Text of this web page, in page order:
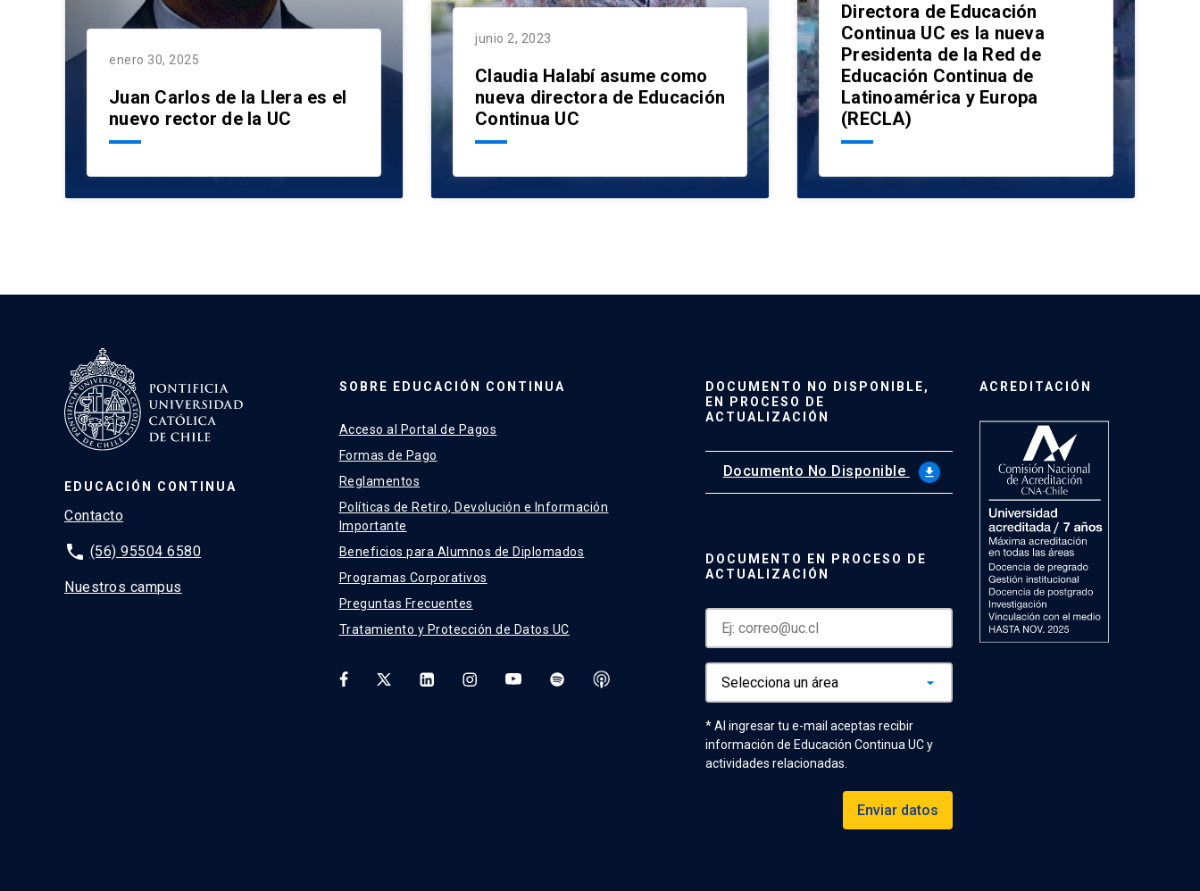
enero 30, 2025
Juan Carlos de la Llera es el
nuevo rector de la UC
junio 2, 2023
Claudia Halabí asume como
nueva directora de Educación
Continua UC
Directora de Educación
Continua UC es la nueva
Presidenta de la Red de
Educación Continua de
Latinoamérica y Europa
(RECLA)
EDUCACIÓN CONTINUA
Contacto
phone (56) 95504 6580
Nuestros campus
SOBRE EDUCACIÓN CONTINUA
Acceso al Portal de Pagos
Formas de Pago
Reglamentos
Políticas de Retiro, Devolución e Información
Importante
Beneficios para Alumnos de Diplomados
Programas Corporativos
Preguntas Frecuentes
Tratamiento y Protección de Datos UC
DOCUMENTO NO DISPONIBLE,
EN PROCESO DE
ACTUALIZACIÓN
Documento No Disponible file_download
DOCUMENTO EN PROCESO DE
ACTUALIZACIÓN
* Al ingresar tu e-mail aceptas recibir
información de Educación Continua UC y
actividades relacionadas.
Enviar datos
ACREDITACIÓN